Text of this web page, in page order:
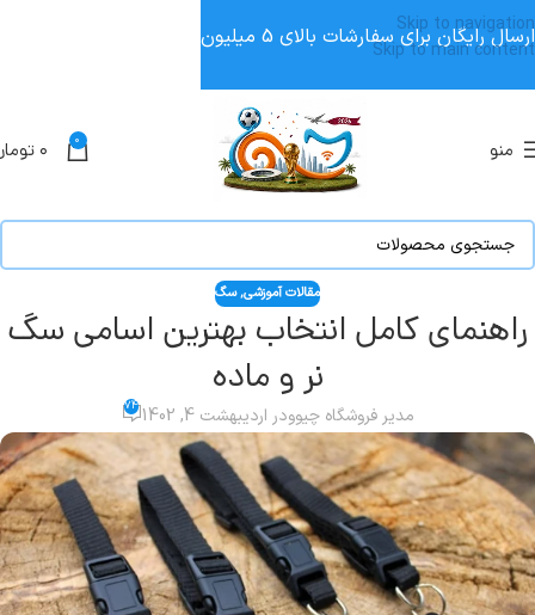
Skip to navigation
Skip to main content
منو 0 ۰
مقالات آموزشی,سگ
راهنمای کامل انتخاب بهترین اسامی سگ
نر و ماده
مدیر فروشگاه چیوودر اردیبهشت 4, 1402 74
ارسال رایگان برای سفارشات بالای 5 میلیون